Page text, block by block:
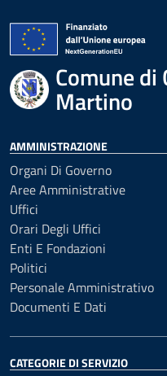
Comune di
Martino
AMMINISTRAZIONE
Organi Di Governo
Aree Amministrative
Uffici
Orari Degli Uffici
Enti E Fondazioni
Politici
Personale Amministrativo
Documenti E Dati
CATEGORIE DI SERVIZIO